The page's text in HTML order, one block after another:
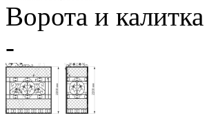
Ворота и
-